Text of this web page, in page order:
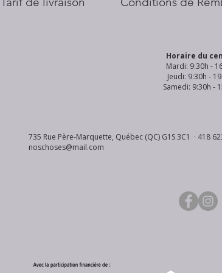
Horaire du
Mardi: 9:30h -
Jeudi: 9:30h -
Samedi: 9:30h -
735 Rue Père-Marquette, Québec (QC) G1S 3C1 · 418
noschoses@mail.com